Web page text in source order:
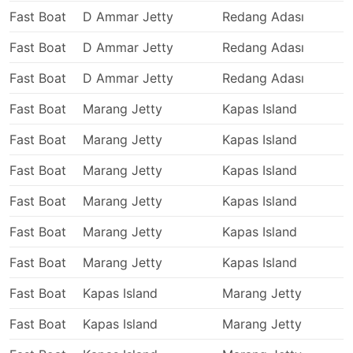
ücret normalde bilet fiyatınıza dahil değildir - bunu
Feribotla Seyahat: Artıları ve Eksileri
Feribot Seyahatinin Artıları
bazı adalara, kumsallara veya deniz kıyısındaki
alıcı olabilir ve bazen sizi deniz tutmasına neden
olabilirken, sizi getirdikleri en cennet, gizli,
alışılmışın dışında yerleri ziyaret etme olasılığı
genellikle bunu telafi eder.
Size zaman kazandırır ve seyahat programınızın
rezervasyon seçeneği özellikle yoğun sezon
dönemlerinde, ulusal tatillerde veya bilet talebinin
yüksek olduğu uzun hafta sonlarında ve sınırlı
Fast Boat D Ammar Jetty Redang Adası
Fast Boat
D Ammar Jetty Redang Adası
Fast Boat
D Ammar Jetty Redang Adası
Fast Boat
Marang Jetty Kapas Island
Fast Boat
Marang Jetty Kapas Island
Fast Boat
Marang Jetty Kapas Island
Fast Boat
Marang Jetty Kapas Island
Fast Boat
Marang Jetty Kapas Island
Fast Boat
Marang Jetty Kapas Island
Fast Boat
Kapas Island Marang Jetty
Fast Boat
Kapas Island Marang Jetty